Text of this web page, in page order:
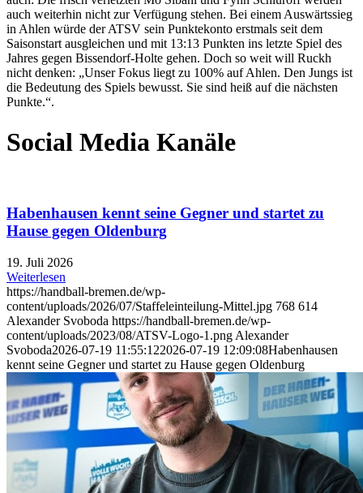
auch weiterhin nicht zur Verfügung stehen. Bei einem Auswärtssieg
in Ahlen würde der ATSV sein Punktekonto erstmals seit dem
Saisonstart ausgleichen und mit 13:13 Punkten ins letzte Spiel des
Jahres gegen Bissendorf-Holte gehen. Doch so weit will Ruckh
nicht denken: „Unser Fokus liegt zu 100% auf Ahlen. Den Jungs ist
die Bedeutung des Spiels bewusst. Sie sind heiß auf die nächsten
Punkte.“.
Social Media Kanäle
Habenhausen kennt seine Gegner und startet zu
Hause gegen Oldenburg
19. Juli 2026
Weiterlesen
https://handball-bremen.de/wp-
content/uploads/2026/07/Staffeleinteilung-Mittel.jpg 768 614
Alexander Svoboda https://handball-bremen.de/wp-
content/uploads/2023/08/ATSV-Logo-1.png Alexander
Svoboda2026-07-19 11:55:122026-07-19 12:09:08Habenhausen
kennt seine Gegner und startet zu Hause gegen Oldenburg